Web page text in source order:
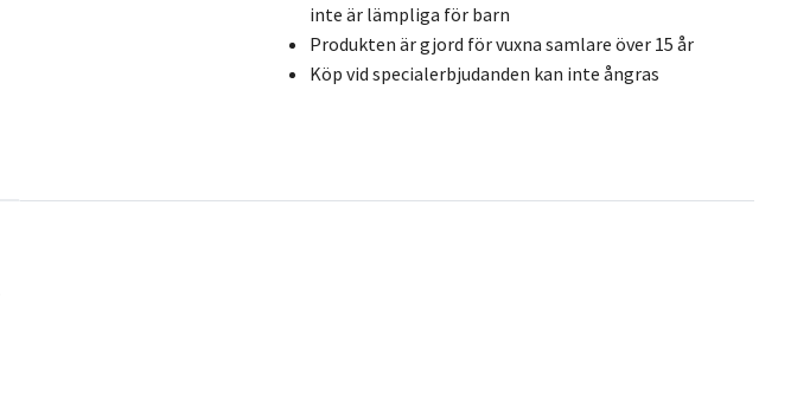
inte är lämpliga för barn
Produkten är gjord för vuxna samlare över 15 år
Köp vid specialerbjudanden kan inte ångras